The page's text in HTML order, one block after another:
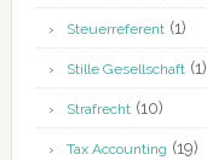
Steuerreferent(1)
Stille Gesellschaft(1)
Strafrecht(10)
Tax Accounting (19)